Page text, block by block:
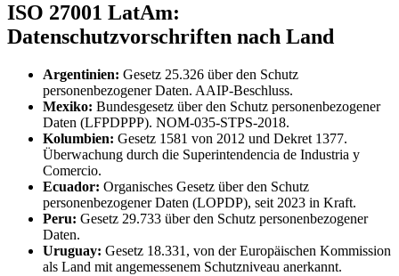
ISO 27001 LatAm:
Datenschutzvorschriften nach Land
Argentinien: Gesetz 25.326 über den Schutz
personenbezogener Daten. AAIP-Beschluss.
Mexiko: Bundesgesetz über den Schutz personenbezogener
Daten (LFPDPPP). NOM-035-STPS-2018.
Kolumbien: Gesetz 1581 von 2012 und Dekret 1377.
Überwachung durch die Superintendencia de Industria y
Comercio.
Ecuador: Organisches Gesetz über den Schutz
personenbezogener Daten (LOPDP), seit 2023 in Kraft.
Peru: Gesetz 29.733 über den Schutz personenbezogener
Daten.
Uruguay: Gesetz 18.331, von der Europäischen Kommission
als Land mit angemessenem Schutzniveau anerkannt.